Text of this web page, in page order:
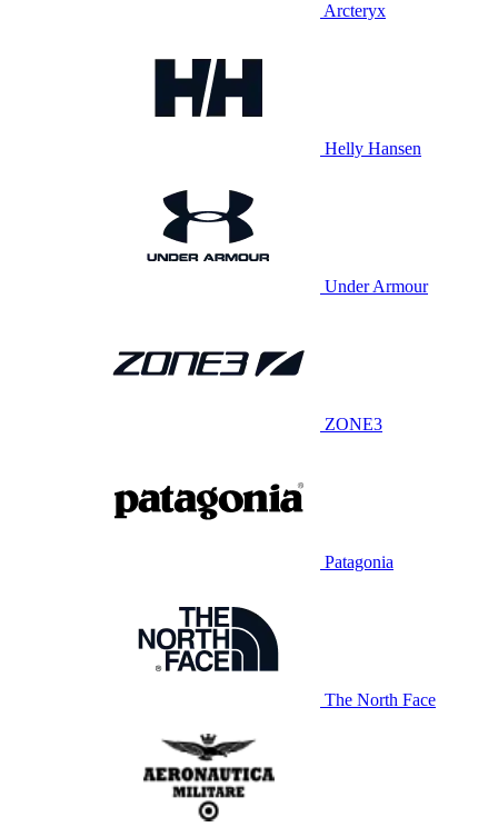
Arcteryx
Helly Hansen
Under Armour
ZONE3
Patagonia
The North Face